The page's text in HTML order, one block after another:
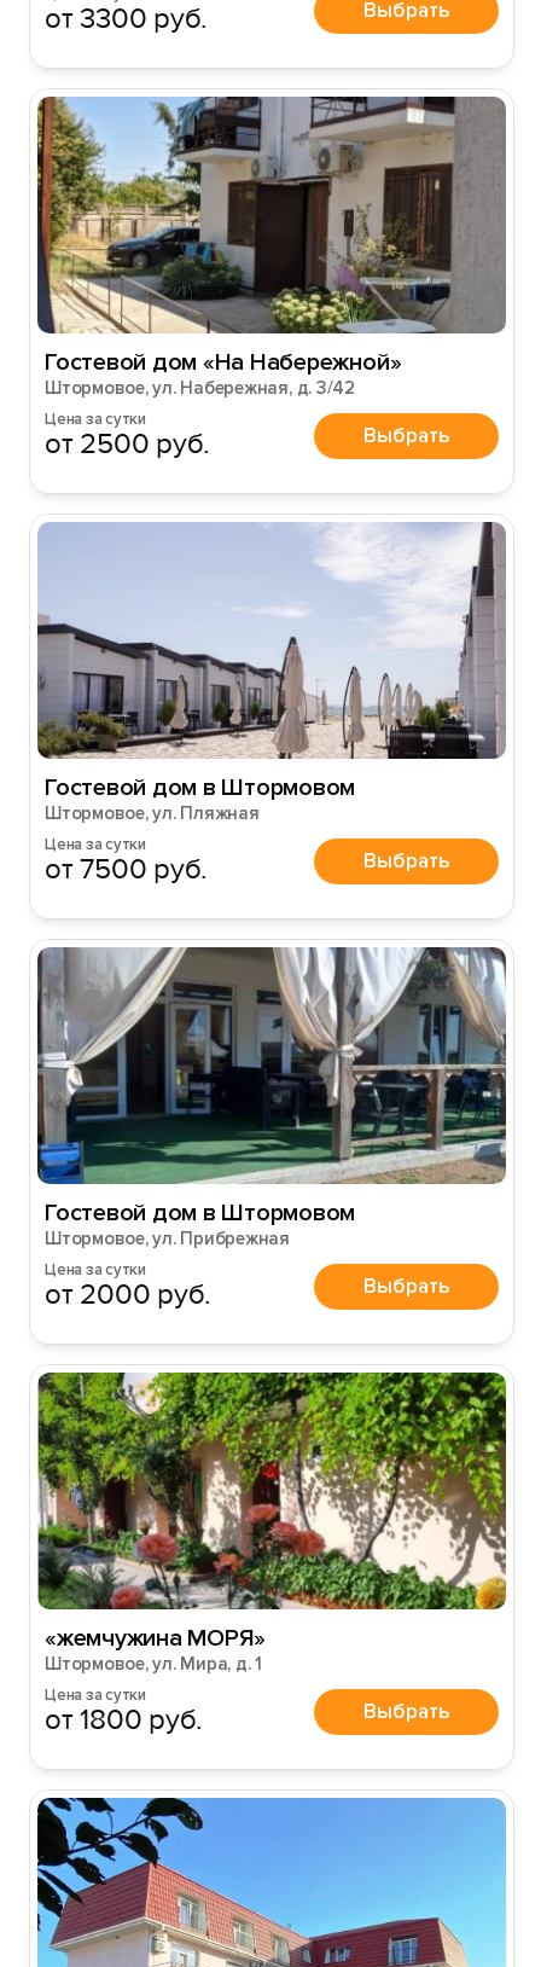
от 3300 руб. Выбрать
Гостевой дом «На Набережной»
Штормовое, ул. Набережная, д. 3/42
Цена за сутки
от 2500 руб. Выбрать
Гостевой дом в Штормовом
Штормовое, ул. Пляжная
Цена за сутки
от 7500 руб. Выбрать
Гостевой дом в Штормовом
Штормовое, ул. Прибрежная
Цена за сутки
от 2000 руб. Выбрать
«жемчужина МОРЯ»
Штормовое, ул. Мира, д. 1
Цена за сутки
от 1800 руб. Выбрать